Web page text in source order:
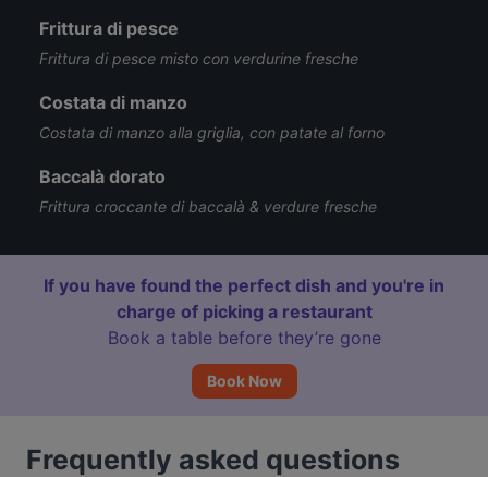
Frittura di pesce
Frittura di pesce misto con verdurine fresche
Costata di manzo
Costata di manzo alla griglia, con patate al forno
Baccalà dorato
Frittura croccante di baccalà & verdure fresche
If you have found the perfect dish and you're in
charge of picking a restaurant
Book a table before they’re gone
Book Now
Frequently asked questions